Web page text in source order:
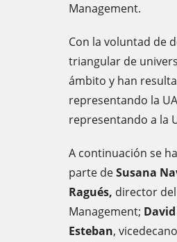
Management.
Con la voluntad de
triangular de
ámbito y han
representando la
representando a la
A continuación se
parte deSusana
Ragués, director del
Management;
Esteban,